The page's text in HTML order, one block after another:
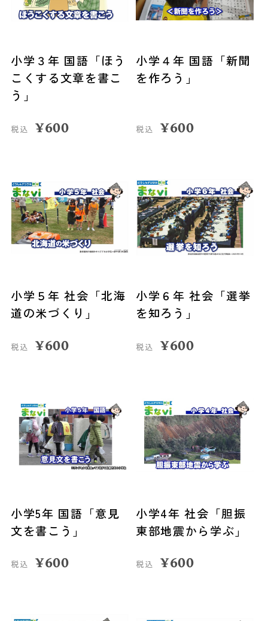
小学３年 国語「ほう
こくする文章を書こ
う」
税込 ¥600
小学４年 国語「新聞
を作ろう」
税込 ¥600
小学５年 社会「北海
道の米づくり」
税込 ¥600
小学６年 社会「選挙
を知ろう」
税込 ¥600
小学5年 国語「意見
文を書こう」
税込 ¥600
小学4年 社会「胆振
東部地震から学ぶ」
税込 ¥600